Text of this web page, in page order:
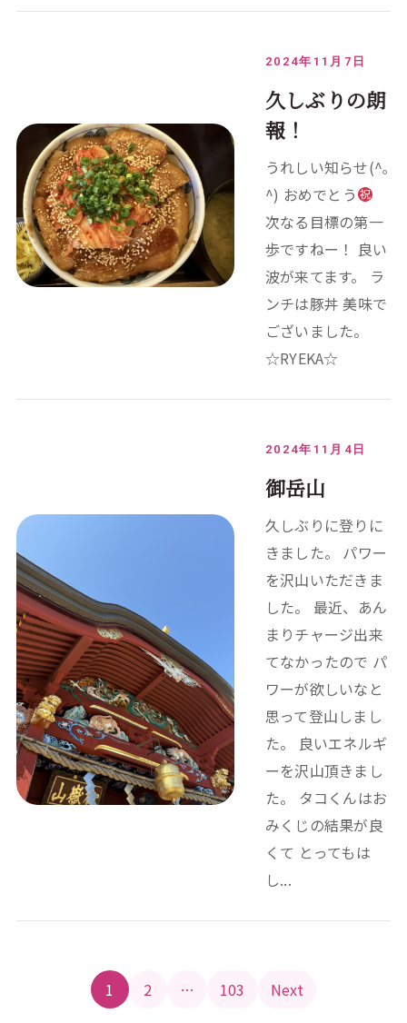
2024年11月7日
久しぶりの朗
報！
うれしい知らせ(^｡
^) おめでとう
次なる目標の第一
歩ですねー！ 良い
波が来てます。 ラ
ンチは豚丼 美味で
ございました。
☆RYEKA☆
2024年11月4日
御岳山
久しぶりに登りに
きました。 パワー
を沢山いただきま
した。 最近、あん
まりチャージ出来
てなかったので パ
ワーが欲しいなと
思って登山しまし
た。 良いエネルギ
ーを沢山頂きまし
た。 タコくんはお
みくじの結果が良
くて とってもは
し...
投稿のページ送り
1 2 … 103 Next